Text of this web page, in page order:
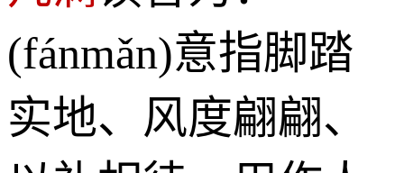
(fánmǎn)意指脚踏
实地、风度翩翩、